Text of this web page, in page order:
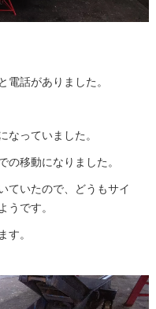
電話がありました。
なっていました。
の移動になりました。
ていたので、どうもサイ
うです。
す。